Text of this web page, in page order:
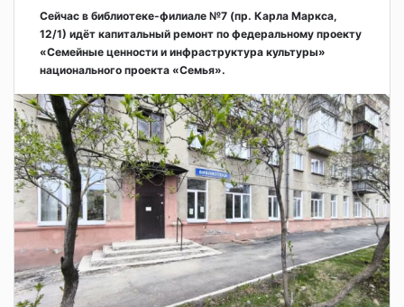
Сейчас в библиотеке-филиале №7 (пр. Карла Маркса,
12/1) идёт капитальный ремонт по федеральному проекту
«Семейные ценности и инфраструктура культуры»
национального проекта «Семья».